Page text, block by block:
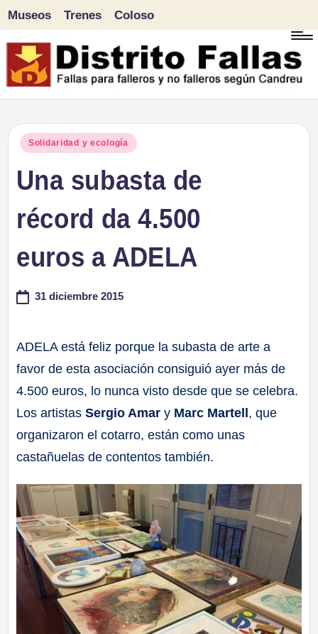
Saltar
al
Museos Trenes Coloso
Publicado
Solidaridad y ecología
Una subasta de
récord da 4.500
euros a ADELA
31 diciembre 2015
ADELA está feliz porque la subasta de arte a
favor de esta asociación consiguió ayer más de
4.500 euros, lo nunca visto desde que se celebra.
Los artistasSergio Amar y Marc Martell, que
organizaron el cotarro, están como unas
castañuelas de contentos también.